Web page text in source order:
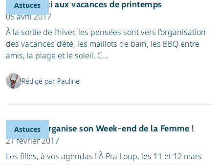
Date de publication (ancienne - nouvelle)
De A à Z
Z à A
Astuces
Partir au ski aux vacances de printemps
05 avril 2017
À la sortie de l’hiver, les pensées sont vers l’organisation
des vacances d’été, les maillots de bain, les BBQ entre
amis, la plage et le soleil. C...
Rédigé par Pauline
Astuces
Pra Loup organise son Week-end de la Femme !
21 février 2017
Les filles, à vos agendas ! À Pra Loup, les 11 et 12 mars